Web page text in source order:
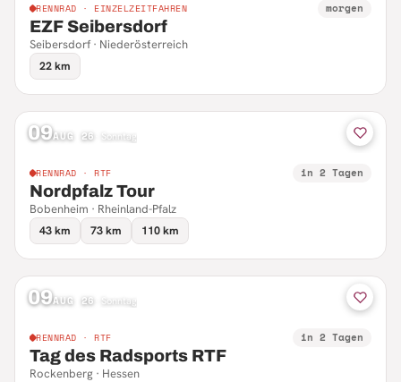
RENNRAD · EINZELZEITFAHREN morgen
EZF Seibersdorf
Seibersdorf · Niederösterreich
22 km
09AUG 26 Sonntag
RENNRAD · RTF in 2 Tagen
Nordpfalz Tour
Bobenheim · Rheinland-Pfalz
43 km
73 km 110 km
09AUG 26 Sonntag
RENNRAD · RTF in 2 Tagen
Tag des Radsports RTF
Rockenberg · Hessen